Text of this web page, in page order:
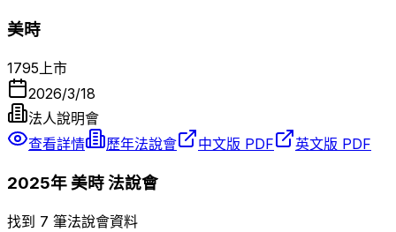
美時
1795 上市
2026/3/18
法人說明會
查看詳情
歷年法說會 中文版 PDF 英文版 PDF
2025年美時法說會
找到 7 筆法說會資料